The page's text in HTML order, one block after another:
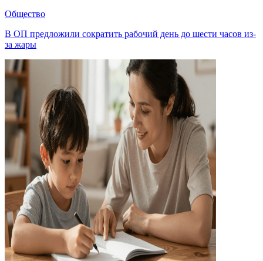
Общество
В ОП предложили сократить рабочий день до шести часов из-
за жары